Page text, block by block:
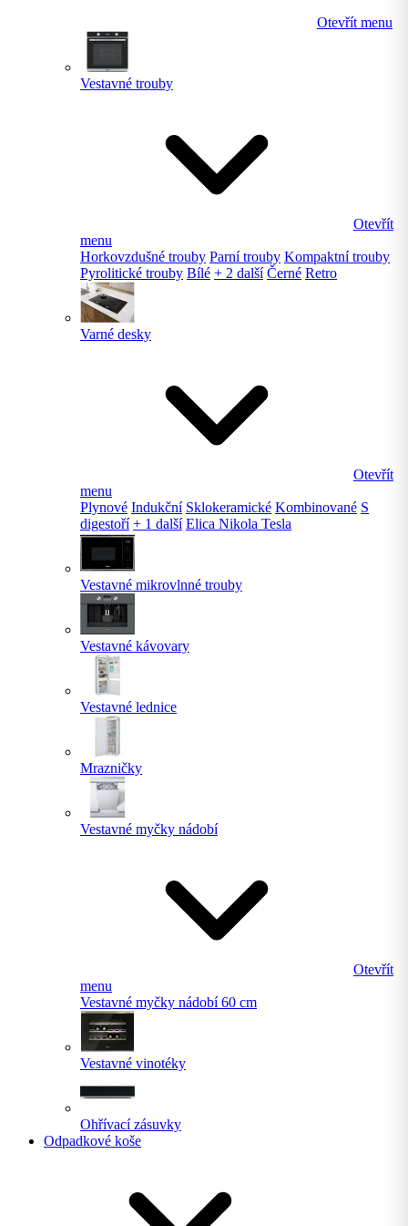
Otevřít menu
Vestavné trouby
Otevřít
menu
Horkovzdušné trouby Parní trouby Kompaktní trouby
Pyrolitické trouby Bílé + 2 další Černé Retro
Varné desky
Otevřít
menu
Plynové Indukční Sklokeramické Kombinované S
digestoří + 1 další Elica Nikola Tesla
Vestavné mikrovlnné trouby
Vestavné kávovary
Vestavné lednice
Mrazničky
Vestavné myčky nádobí
Otevřít
menu
Vestavné myčky nádobí 60 cm
Vestavné vinotéky
Ohřívací zásuvky
Odpadkové koše